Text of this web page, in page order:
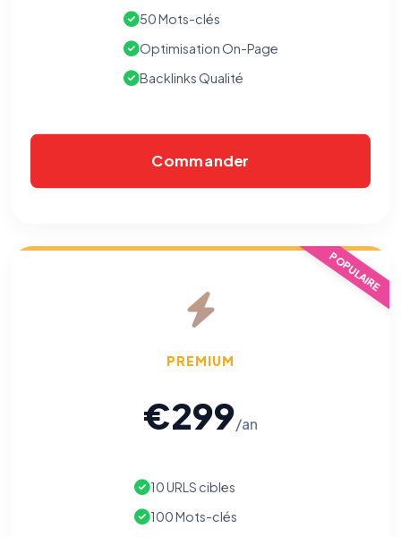
50 Mots-clés
Optimisation On-Page
Backlinks Qualité
Commander
POPULAIRE
PREMIUM
€299/an
10 URLS cibles
100 Mots-clés
Cookies analytiques
Nous aident à comprendre comment vous utilisez le site
(pages visitées, durée de visite) pour l'améliorer. Données
anonymisées via Google Analytics.
mesurer l'efficacité de nos campagnes (Google Ads,
traçants (Art. 82 loi Informatique et Libertés ; recommandation CNIL
Ce suivi n'est pas géré par ce
(« Pour
vous opposer à ce suivi ») — sans vous désinscrire des envois — ou
contact@logicielreferencement.com
(section Traceurs dans les Courriels).